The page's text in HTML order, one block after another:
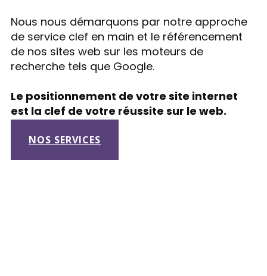
Nous nous démarquons par notre approche
de service clef en main et le référencement
de nos sites web sur les moteurs de
recherche tels que Google.
Le positionnement de votre site internet
est la clef de votre réussite sur le web.
NOS SERVICES